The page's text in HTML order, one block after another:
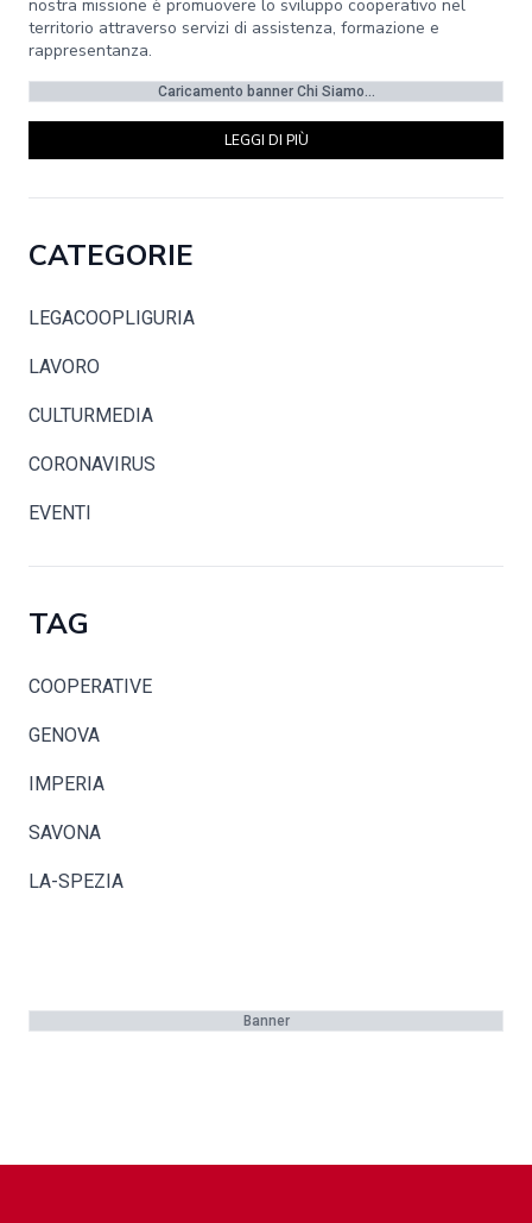
nostra missione è promuovere lo sviluppo cooperativo nel
territorio attraverso servizi di assistenza, formazione e
rappresentanza.
Caricamento banner Chi Siamo...
LEGGI DI PIÙ
CATEGORIE
LEGACOOPLIGURIA
LAVORO
CULTURMEDIA
CORONAVIRUS
EVENTI
TAG
COOPERATIVE
GENOVA
IMPERIA
SAVONA
LA-SPEZIA
Banner